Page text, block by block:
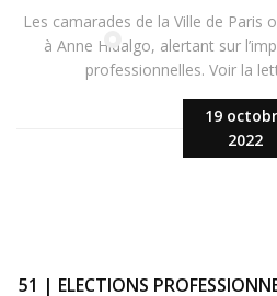
19
2022
Les camarades de la Ville de Paris
à Anne Hidalgo, alertant sur
professionnelles. Voir la
51 | ELECTIONS